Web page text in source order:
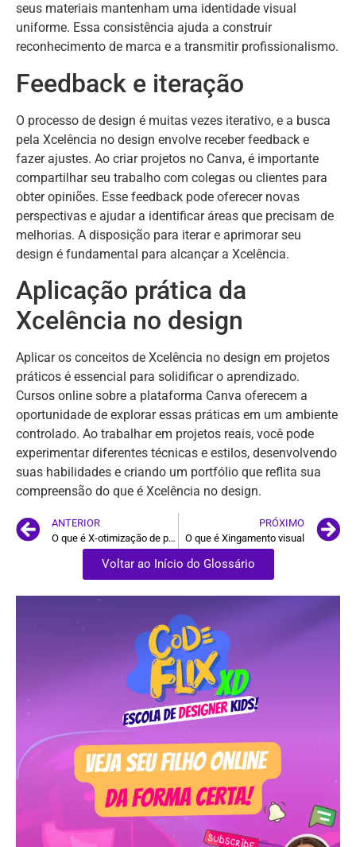
seus materiais mantenham uma identidade visual
uniforme. Essa consistência ajuda a construir
reconhecimento de marca e a transmitir profissionalismo.
Feedback e iteração
O processo de design é muitas vezes iterativo, e a busca
pela Xcelência no design envolve receber feedback e
fazer ajustes. Ao criar projetos no Canva, é importante
compartilhar seu trabalho com colegas ou clientes para
obter opiniões. Esse feedback pode oferecer novas
perspectivas e ajudar a identificar áreas que precisam de
melhorias. A disposição para iterar e aprimorar seu
design é fundamental para alcançar a Xcelência.
Aplicação prática da
Xcelência no design
Aplicar os conceitos de Xcelência no design em projetos
práticos é essencial para solidificar o aprendizado.
Cursos online sobre a plataforma Canva oferecem a
oportunidade de explorar essas práticas em um ambiente
controlado. Ao trabalhar em projetos reais, você pode
experimentar diferentes técnicas e estilos, desenvolvendo
suas habilidades e criando um portfólio que reflita sua
compreensão do que é Xcelência no design.
ANTERIOR
O que é X-otimização de posts
PRÓXIMO
O que é Xingamento visual
Voltar ao Início do Glossário